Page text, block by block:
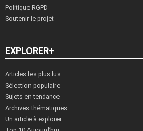
Politique RGPD
Soutenir le projet
EXPLORER+
Articles les plus lus
Sélection populaire
Sujets en tendance
Archives thématiques
Un article à explorer